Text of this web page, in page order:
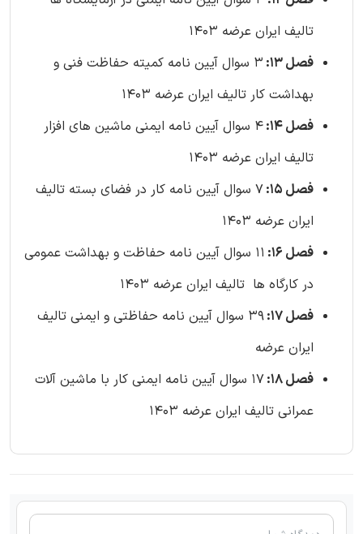
تالیف ایران عرضه 1403
فصل 13:
3 سوال آیین نامه کمیته حفاظت فنی و
بهداشت کار تالیف ایران عرضه 1403
فصل 14:
4 سوال آیین نامه ایمنی ماشین های افزار
تالیف ایران عرضه 1403
فصل 15:
7 سوال آیین نامه کار در فضای بسته تالیف
ایران عرضه 1403
فصل 16:
11 سوال آیین نامه حفاظت و بهداشت عمومی
در کارگاه ها تالیف ایران عرضه 1403
فصل 17:
39 سوال آیین نامه حفاظتی و ایمنی تالیف
ایران عرضه
فصل 18:
17 سوال آیین نامه ایمنی كار با ماشین آلات
عمرانی تالیف ایران عرضه 1403